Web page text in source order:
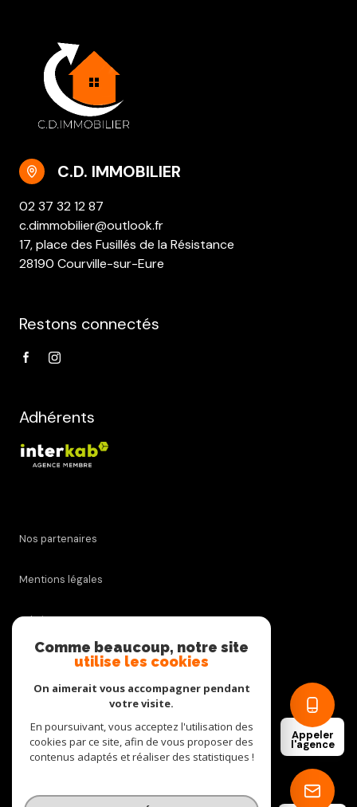
Appeler
l'agence
C.D. IMMOBILIER
02 37 32 12 87
c.dimmobilier@outlook.fr
17, place des Fusillés de la Résistance
28190 Courville-sur-Eure
Restons connectés
Adhérents
Nos partenaires
Mentions légales
Admin
Nos honoraires
Cookies
© 2026 | Tous droits réservés
Comme beaucoup, notre site
utilise les cookies
On aimerait vous accompagner pendant
votre visite.
En poursuivant, vous acceptez l'utilisation des
cookies par ce site, afin de vous proposer des
contenus adaptés et réaliser des statistiques !